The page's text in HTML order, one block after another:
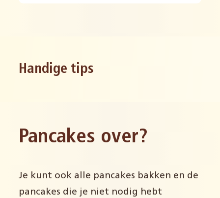
Handige tips
Pancakes over?
Je kunt ook alle pancakes bakken en de
pancakes die je niet nodig hebt